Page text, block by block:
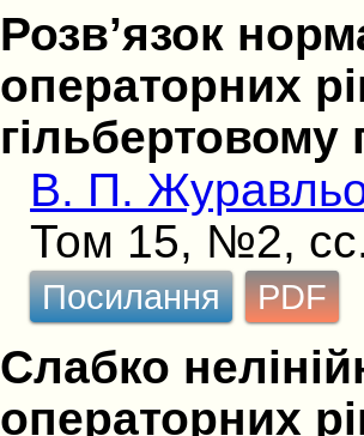
Розв’язок
операторних
гільбертовому
В. П.
Том 15, №2,
Посилання PDF
Слабко
операторних